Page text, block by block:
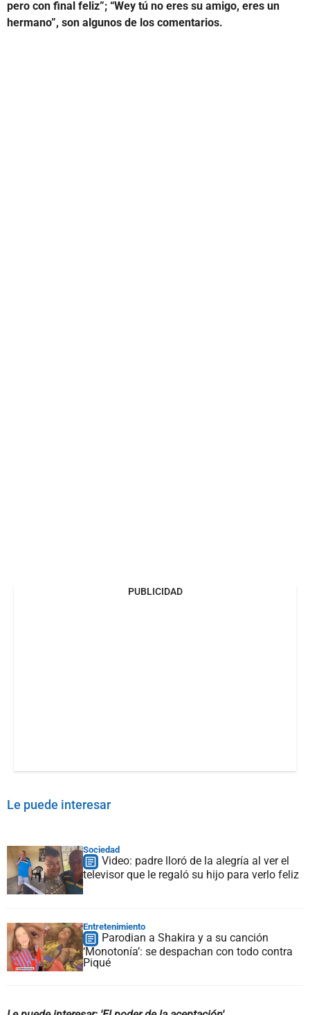
pero con final feliz”; “Wey tú no eres su amigo, eres un
hermano”, son algunos de los comentarios.
PUBLICIDAD
Le puede interesar
Sociedad
Video: padre lloró de la alegría al ver el
televisor que le regaló su hijo para verlo feliz
Entretenimiento
Parodian a Shakira y a su canción
‘Monotonía’: se despachan con todo contra
Piqué